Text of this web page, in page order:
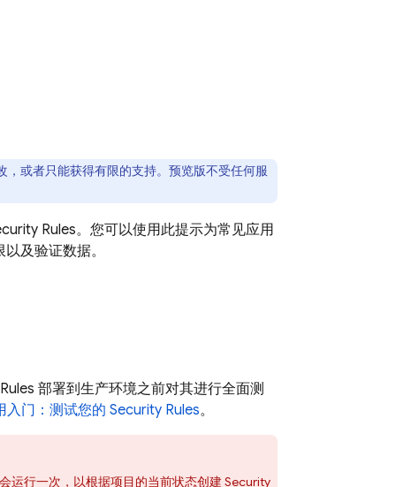
或者只能获得有限的支持。预览版不受任何服
Rules。您可以使用此提示为常见应用
及验证数据。
部署到生产环境之前对其进行全面测
入门：测试您的 Security Rules。
运行一次，以根据项目的当前状态创建 Security